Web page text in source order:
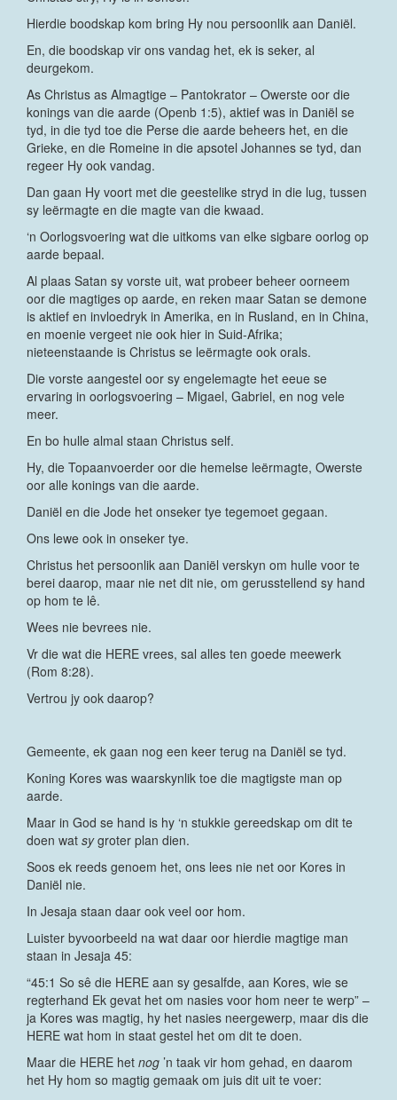
Hierdie boodskap kom bring Hy nou persoonlik aan Daniël.
En, die boodskap vir ons vandag het, ek is seker, al
deurgekom.
As Christus as Almagtige – Pantokrator – Owerste oor die
konings van die aarde (Openb 1:5), aktief was in Daniël se
tyd, in die tyd toe die Perse die aarde beheers het, en die
Grieke, en die Romeine in die apsotel Johannes se tyd, dan
regeer Hy ook vandag.
Dan gaan Hy voort met die geestelike stryd in die lug, tussen
sy leërmagte en die magte van die kwaad.
‘n Oorlogsvoering wat die uitkoms van elke sigbare oorlog op
aarde bepaal.
Al plaas Satan sy vorste uit, wat probeer beheer oorneem
oor die magtiges op aarde, en reken maar Satan se demone
is aktief en invloedryk in Amerika, en in Rusland, en in China,
en moenie vergeet nie ook hier in Suid-Afrika;
nieteenstaande is Christus se leërmagte ook orals.
Die vorste aangestel oor sy engelemagte het eeue se
ervaring in oorlogsvoering – Migael, Gabriel, en nog vele
meer.
En bo hulle almal staan Christus self.
Hy, die Topaanvoerder oor die hemelse leërmagte, Owerste
oor alle konings van die aarde.
Daniël en die Jode het onseker tye tegemoet gegaan.
Ons lewe ook in onseker tye.
Christus het persoonlik aan Daniël verskyn om hulle voor te
berei daarop, maar nie net dit nie, om gerusstellend sy hand
op hom te lê.
Wees nie bevrees nie.
Vr die wat die HERE vrees, sal alles ten goede meewerk
(Rom 8:28).
Vertrou jy ook daarop?
Gemeente, ek gaan nog een keer terug na Daniël se tyd.
Koning Kores was waarskynlik toe die magtigste man op
aarde.
Maar in God se hand is hy ‘n stukkie gereedskap om dit te
doen wat sygroter plan dien.
Soos ek reeds genoem het, ons lees nie net oor Kores in
Daniël nie.
In Jesaja staan daar ook veel oor hom.
Luister byvoorbeeld na wat daar oor hierdie magtige man
staan in Jesaja 45:
“45:1 So sê die HERE aan sy gesalfde, aan Kores, wie se
regterhand Ek gevat het om nasies voor hom neer te werp” –
ja Kores was magtig, hy het nasies neergewerp, maar dis die
HERE wat hom in staat gestel het om dit te doen.
Maar die HERE het nog ’n taak vir hom gehad, en daarom
het Hy hom so magtig gemaak om juis dit uit te voer: